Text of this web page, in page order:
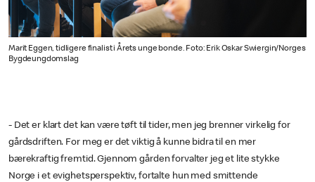
Marit Eggen, tidligere finalist i Årets unge bonde. Foto: Erik Oskar Swiergin/Norges
Bygdeungdomslag
- Det er klart det kan være tøft til tider, men jeg brenner virkelig for
gårdsdriften. For meg er det viktig å kunne bidra til en mer
bærekraftig fremtid. Gjennom gården forvalter jeg et lite stykke
Norge i et evighetsperspektiv, fortalte hun med smittende